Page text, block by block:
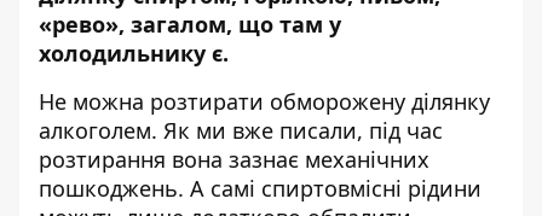
«рево», загалом, що там у
холодильнику є.
Не можна розтирати обморожену ділянку
алкоголем. Як ми вже писали, під час
розтирання вона зазнає механічних
пошкоджень. А самі спиртовмісні рідини